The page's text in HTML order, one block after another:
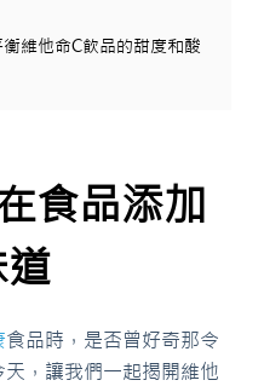
維他命C飲品的甜度和酸
食品添加
食品時，是否曾好奇那令
，讓我們一起揭開維他